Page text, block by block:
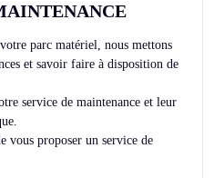
parc matériel, nous mettons
et savoir faire à disposition de
service de maintenance et leur
vous proposer un service de